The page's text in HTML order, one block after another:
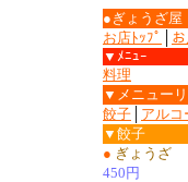
●ぎょうざ屋
お店ﾄｯﾌﾟ
▼ﾒﾆｭｰ
料理
▼メニュー
餃子
アルコ
▼餃子
● ぎょうざ
450円